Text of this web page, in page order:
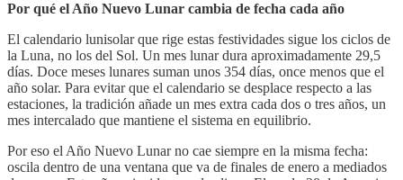
Por qué el Año Nuevo Lunar cambia de fecha cada año
El calendario lunisolar que rige estas festividades sigue los ciclos de
la Luna, no los del Sol. Un mes lunar dura aproximadamente 29,5
días. Doce meses lunares suman unos 354 días, once menos que el
año solar. Para evitar que el calendario se desplace respecto a las
estaciones, la tradición añade un mes extra cada dos o tres años, un
mes intercalado que mantiene el sistema en equilibrio.
Por eso el Año Nuevo Lunar no cae siempre en la misma fecha:
oscila dentro de una ventana que va de finales de enero a mediados